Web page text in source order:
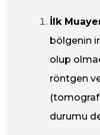
İlk
bölgenin
olup
röntgen
durumu